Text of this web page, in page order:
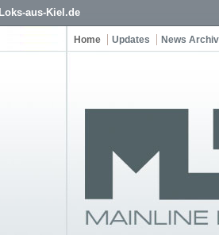
Loks-aus-Kiel.de
Home Updates News Archiv